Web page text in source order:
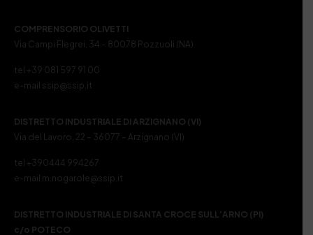
COMPRENSORIO OLIVETTI
Via Campi Flegrei, 34 – 80078 Pozzuoli (NA)
tel +39 081 597 91 00
e-mail ssip@ssip.it
DISTRETTO INDUSTRIALE DI ARZIGNANO (VI)
Via del Lavoro, 22 – 36077 – Arzignano (VI)
tel +390444 994267
e-mail m.nogarole@ssip.it
DISTRETTO INDUSTRIALE DI SANTA CROCE SULL’ARNO (PI)
c/o POTECO